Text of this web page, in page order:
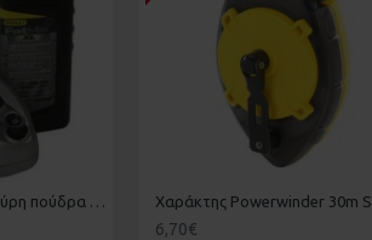
Κιτ χάραξης 30m με μαύρη πούδρα FATMAX XTREME STANLEY 0-47-488
6,70€